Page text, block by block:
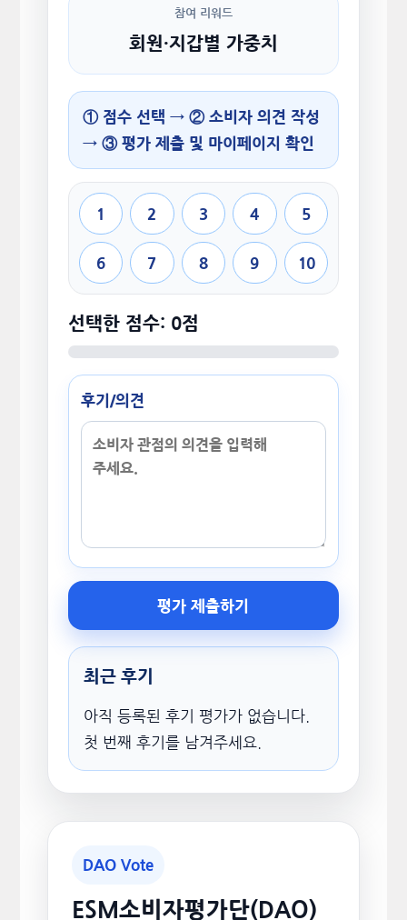
참여 리워드
회원·지갑별 가중치
① 점수 선택 → ② 소비자 의견 작성
→ ③ 평가 제출 및 마이페이지 확인
1 2 3 4 5
6 7 8 9 10
선택한 점수: 0점
후기/의견
평가 제출하기
최근 후기
아직 등록된 후기 평가가 없습니다.
첫 번째 후기를 남겨주세요.
DAO Vote
ESM소비자평가단(DAO)